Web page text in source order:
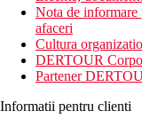
Nota de informare
afaceri
Cultura
DERTOUR
Partener
Informatii pentru clienti